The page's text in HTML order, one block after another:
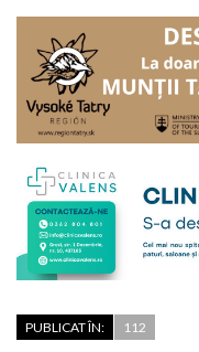
PUBLICAT ÎN: 112